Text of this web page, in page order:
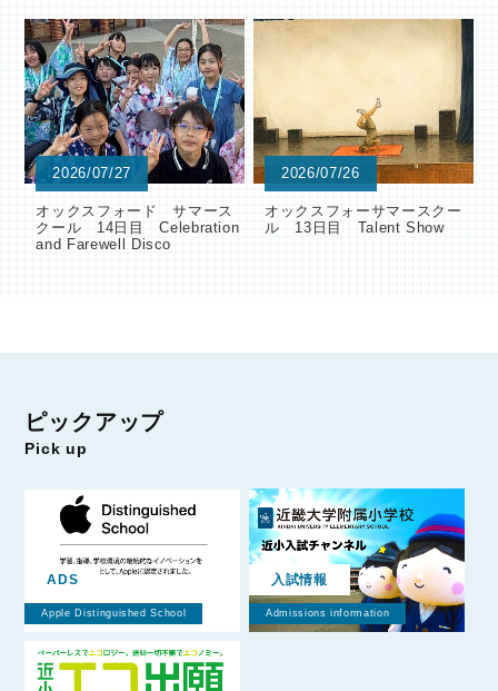
2026/07/27
オックスフォード サマース
クール 14日目 Celebration
and Farewell Disco
2026/07/26
オックスフォーサマースクー
ル 13日目 Talent Show
ピックアップ
Pick up
ADS
Apple Distinguished School
入試情報
Admissions information